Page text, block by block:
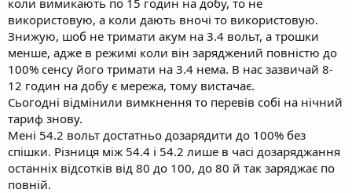
коли вимикають по 15 годин на добу, то не
використовую, а коли дають вночі то використовую.
Знижую, шоб не тримати акум на 3.4 вольт, а трошки
менше, адже в режимі коли він заряджений повністю до
100% сенсу його тримати на 3.4 нема. В нас зазвичай 8-
12 годин на добу є мережа, тому вистачає.
Сьогодні відмінили вимкнення то перевів собі на нічний
тариф знову.
Мені 54.2 вольт достатньо дозарядити до 100% без
спішки. Різниця між 54.4 і 54.2 лише в часі дозаряджання
останніх відсотків від 80 до 100, до 80 й так заряджає по
повній.